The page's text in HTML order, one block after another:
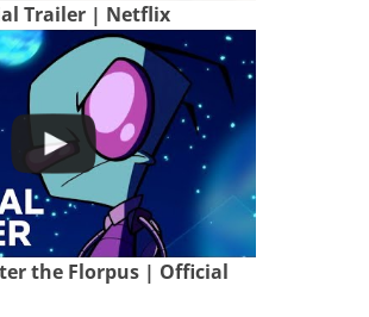
Trailer | Netflix
the Florpus | Official